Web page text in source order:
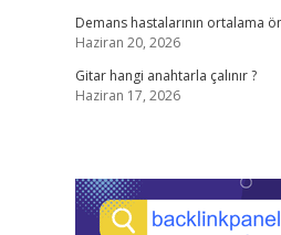
Demans hastalarının ortalama
Haziran 20, 2026
Gitar hangi anahtarla çalınır ?
Haziran 17, 2026